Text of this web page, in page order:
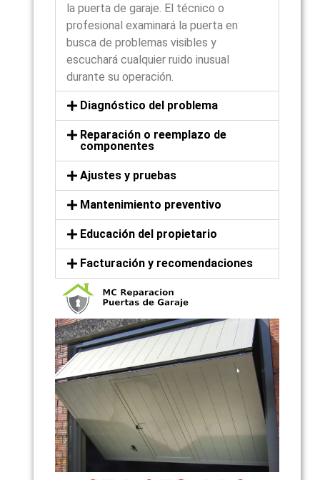
la puerta de garaje. El técnico o
profesional examinará la puerta en
busca de problemas visibles y
escuchará cualquier ruido inusual
durante su operación.
Diagnóstico del problema
Reparación o reemplazo de
componentes
Ajustes y pruebas
Mantenimiento preventivo
Educación del propietario
Facturación y recomendaciones